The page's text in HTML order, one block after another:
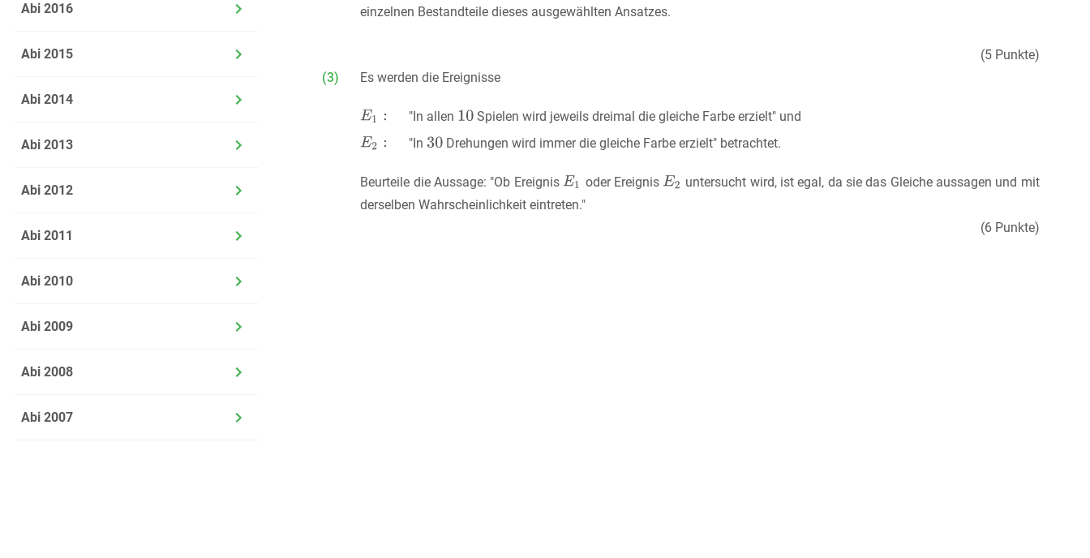
Abi 2016
Abi 2015
Abi 2014
Abi 2013
Abi 2012
Abi 2011
Abi 2010
Abi 2009
Abi 2008
Abi 2007
einzelnen Bestandteile dieses ausgewählten Ansatzes.
(5 Punkte)
(3)
Es werden die Ereignisse
"In allen
Spielen wird jeweils dreimal die gleiche Farbe erzielt" und
"In
Drehungen wird immer die gleiche Farbe erzielt" betrachtet.
Beurteile die Aussage: "Ob Ereignis oder Ereignis
untersucht wird, ist egal, da sie das Gleiche aussagen und mit
derselben Wahrscheinlichkeit eintreten."
(6 Punkte)